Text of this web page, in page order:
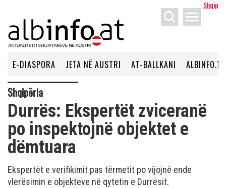
Shqip
menu
E-DIASPORA JETA NË AUSTRI AT-BALLKANI ALBINFO.TV
Shqipëria
Durrës: Ekspertët zviceranë
po inspektojnë objektet e
dëmtuara
Ekspertët e verifikimit pas tërmetit po vijojnë ende
vlerësimin e objekteve në qytetin e Durrësit.